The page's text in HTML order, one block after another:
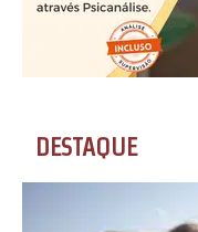
DESTAQUE